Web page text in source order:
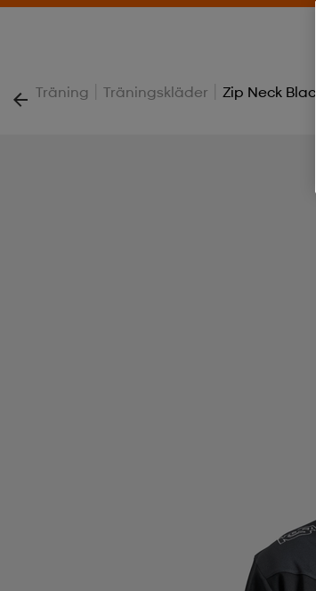
Träning | Träningskläder | Zip Neck Black